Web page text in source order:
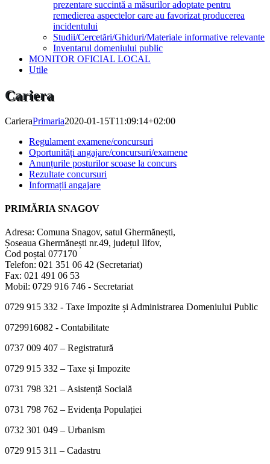
prezentare succintă a măsurilor adoptate pentru
remedierea aspectelor care au favorizat producerea
incidentului
Studii/Cercetări/Ghiduri/Materiale informative relevante
Inventarul domeniului public
MONITOR OFICIAL LOCAL
Utile
Cariera
CarieraPrimaria2020-01-15T11:09:14+02:00
Regulament examene/concursuri
Oportunități angajare/concursuri/examene
Anunțurile posturilor scoase la concurs
Rezultate concursuri
Informații angajare
PRIMĂRIA SNAGOV
Adresa: Comuna Snagov, satul Ghermănești,
Șoseaua Ghermănești nr.49, județul Ilfov,
Cod poștal 077170
Telefon: 021 351 06 42 (Secretariat)
Fax: 021 491 06 53
Mobil: 0729 916 746 - Secretariat
0729 915 332 - Taxe Impozite și Administrarea Domeniului Public
0729916082 - Contabilitate
0737 009 407 – Registratură
0729 915 332 – Taxe și Impozite
0731 798 321 – Asistență Socială
0731 798 762 – Evidența Populației
0732 301 049 – Urbanism
0729 915 311 – Cadastru